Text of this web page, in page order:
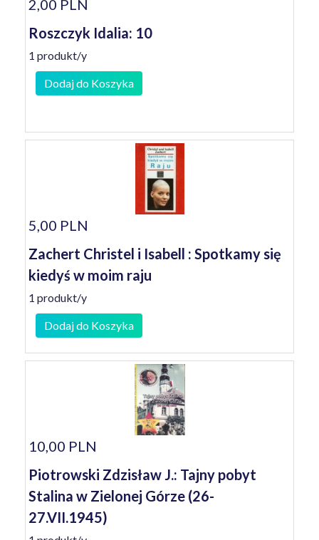
2,00 PLN
Roszczyk Idalia: 10
1 produkt/y
Dodaj do Koszyka
5,00 PLN
Zachert Christel i Isabell : Spotkamy się
kiedyś w moim raju
1 produkt/y
Dodaj do Koszyka
10,00 PLN
Piotrowski Zdzisław J.: Tajny pobyt
Stalina w Zielonej Górze (26-
27.VII.1945)